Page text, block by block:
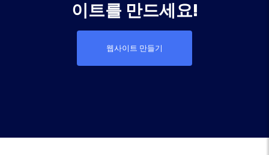
이트를 만드세요!
웹사이트 만들기